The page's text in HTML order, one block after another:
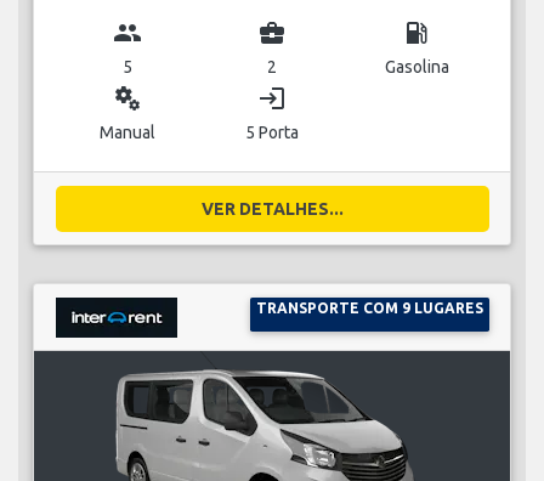
group
5
business_center
2
local_gas_station
Gasolina
miscellaneous_services
Manual
login
5 Porta
VER DETALHES...
TRANSPORTE COM 9 LUGARES